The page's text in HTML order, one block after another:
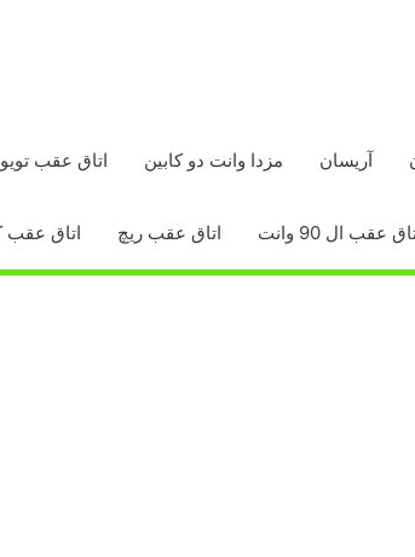
آریسان مزدا وانت دو کابین اتاق عقب
عقب ال 90 وانت اتاق عقب ریچ اتاق عقب